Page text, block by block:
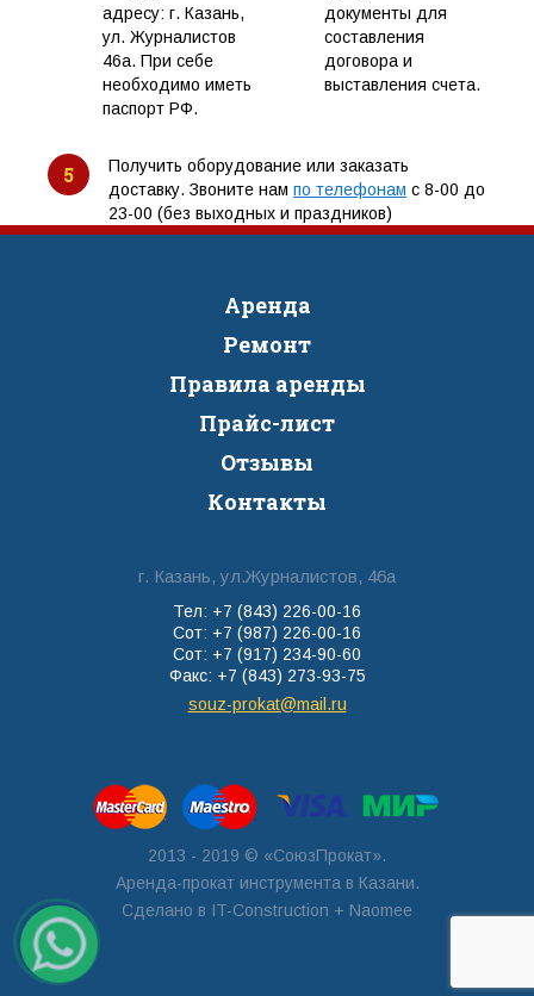
адресу: г. Казань,
ул. Журналистов
46а. При себе
необходимо иметь
паспорт РФ.
документы для
составления
договора и
выставления счета.
5
Получить оборудование или заказать
доставку. Звоните нам по телефонам с 8-00 до
23-00 (без выходных и праздников)
Аренда
Ремонт
Правила аренды
Прайс-лист
Отзывы
Контакты
г. Казань, ул.Журналистов, 46а
Тел: +7 (843) 226-00-16
Сот: +7 (987) 226-00-16
Сот: +7 (917) 234-90-60
Факс: +7 (843) 273-93-75
souz-prokat@mail.ru
2013 - 2019 © «СоюзПрокат».
Аренда-прокат инструмента в Казани.
Сделано в IT-Construction + Naomee
Заявка по
WhatsApp